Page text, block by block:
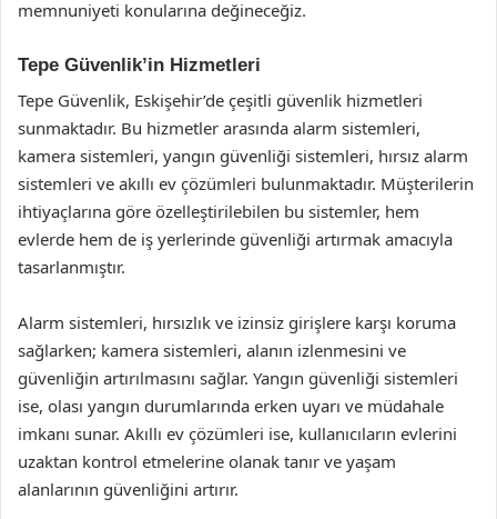
memnuniyeti konularına değineceğiz.
Tepe Güvenlik’in Hizmetleri
Tepe Güvenlik, Eskişehir’de çeşitli güvenlik hizmetleri
sunmaktadır. Bu hizmetler arasında alarm sistemleri,
kamera sistemleri, yangın güvenliği sistemleri, hırsız alarm
sistemleri ve akıllı ev çözümleri bulunmaktadır. Müşterilerin
ihtiyaçlarına göre özelleştirilebilen bu sistemler, hem
evlerde hem de iş yerlerinde güvenliği artırmak amacıyla
tasarlanmıştır.
Alarm sistemleri, hırsızlık ve izinsiz girişlere karşı koruma
sağlarken; kamera sistemleri, alanın izlenmesini ve
güvenliğin artırılmasını sağlar. Yangın güvenliği sistemleri
ise, olası yangın durumlarında erken uyarı ve müdahale
imkanı sunar. Akıllı ev çözümleri ise, kullanıcıların evlerini
uzaktan kontrol etmelerine olanak tanır ve yaşam
alanlarının güvenliğini artırır.